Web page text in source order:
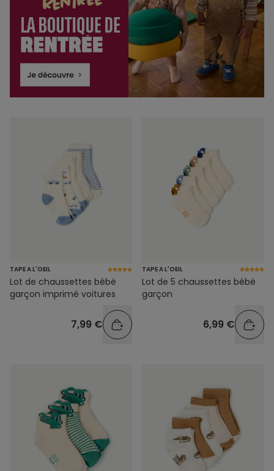
TAPE A L'OEIL
Lot de chaussettes bébé
garçon imprimé voitures
7,99 €
TAPE A L'OEIL
Lot de 5 chaussettes bébé
garçon
6,99 €